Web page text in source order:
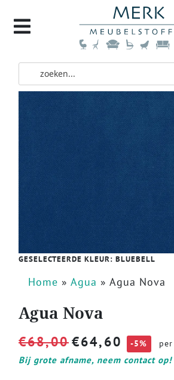
GESELECTEERDE KLEUR: BLUEBELL
Home » Agua » Agua Nova
Agua Nova
€68,00€64,60 -5%
Bij grote afname, neem contact op!